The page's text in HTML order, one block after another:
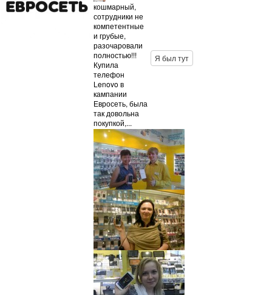
кошмарный,
сотрудники не
компетентные
и грубые,
разочаровали
полностью!!!
Купила
телефон
Lenovo в
кампании
Евросеть, была
так довольна
покупкой,...
Я был тут